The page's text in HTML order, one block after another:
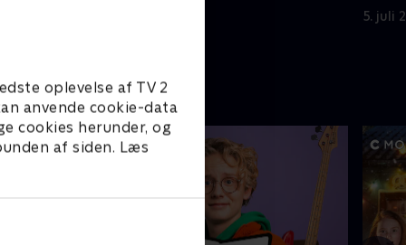
oplevelse af TV 2
anvende cookie-data
cookies herunder, og
af siden. Læs
5. juli